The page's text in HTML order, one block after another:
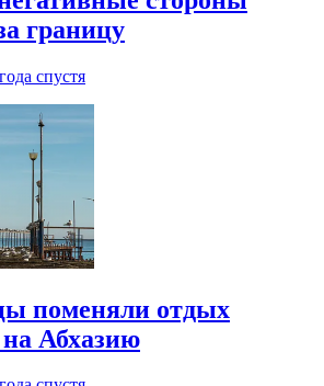
границу
спустя
поменяли отдых
Абхазию